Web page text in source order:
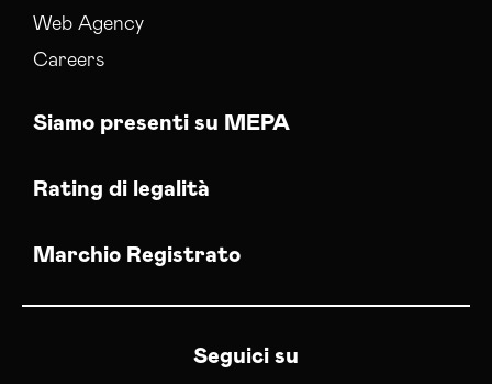
Web Agency
Careers
Siamo presenti su MEPA
Rating di legalità
Marchio Registrato
Seguici su